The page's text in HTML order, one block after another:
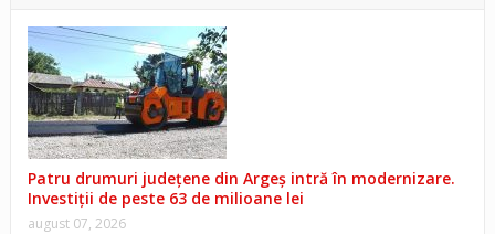
Patru drumuri județene din Argeș intră în modernizare.
Investiții de peste 63 de milioane lei
august 07, 2026